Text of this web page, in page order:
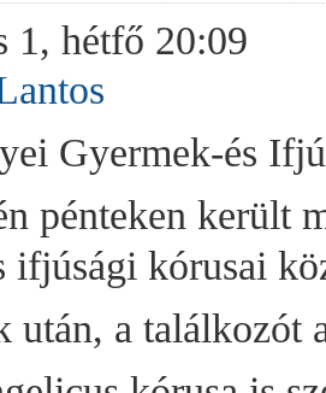
1, hétfő 20:09
Gyermek-és
pénteken került
ifjúsági kórusai
után, a találkozót